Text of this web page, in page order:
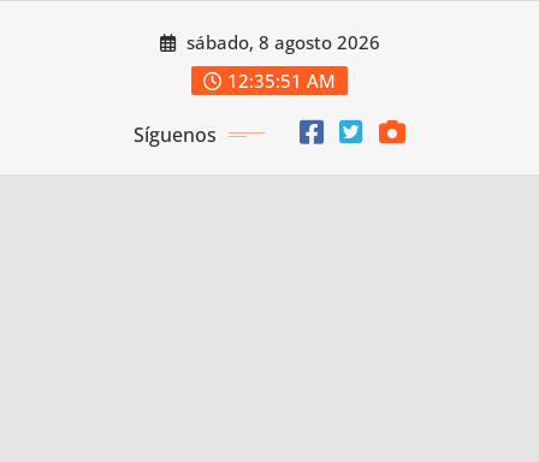
sábado, 8 agosto 2026
12:35:53 AM
Síguenos